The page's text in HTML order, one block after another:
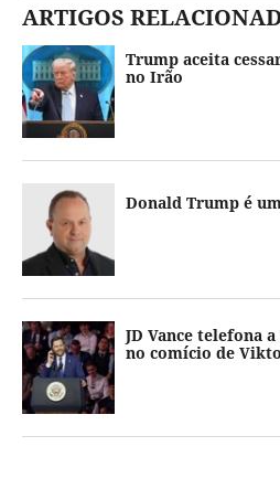
ARTIGOS
Trump aceita
no Irão
Donald Trump é
JD Vance telefona
no comício de